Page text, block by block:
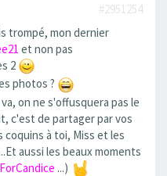
#2951254
trompé, mon dernier
et non pas
2
photos ?
on ne s'offusquera pas le
c'est de partager par vos
à toi, Miss et les
aussi les beaux moments
...)